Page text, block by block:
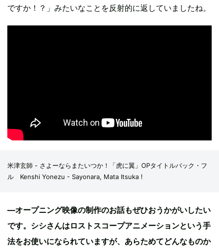
ですか！？」みたいなことを反射的に返していましたね。
米津玄師 - さよーならまたいつか！「虎に翼」OPタイトルバック・フ
ル Kenshi Yonezu - Sayonara, Mata Itsuka !
—オープニング映像の制作のお話もぜひおうかがいしたい
です。シシさんはロストスコープアニメーションという手
法をお使いになられていますが、あらためてどんなものか